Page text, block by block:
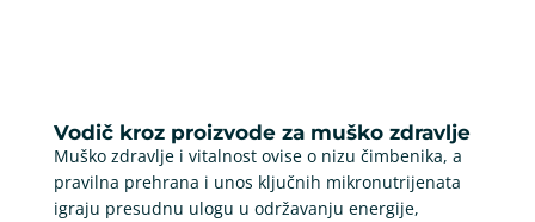
Vodič kroz proizvode za muško zdravlje
Muško zdravlje i vitalnost ovise o nizu čimbenika, a
pravilna prehrana i unos ključnih mikronutrijenata
igraju presudnu ulogu u održavanju energije,